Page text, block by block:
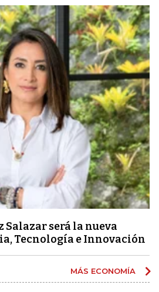
Salazar será la nueva
Tecnología e Innovación
MÁS ECONOMÍA